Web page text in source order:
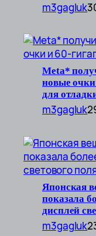
m3gagluk
Meta*
новые очки
для
m3gagluk
Японская
показала
дисплей
m3gagluk